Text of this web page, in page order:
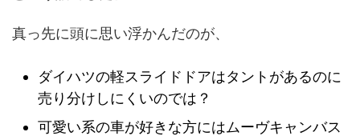
真っ先に頭に思い浮かんだのが、
ダイハツの軽スライドドアはタントがあるのに
売り分けしにくいのでは？
可愛い系の車が好きな方にはムーヴキャンバス